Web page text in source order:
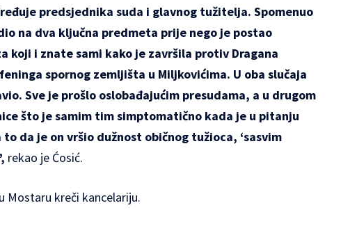
predsjednika suda i glavnog tužitelja. Spomenuo
na dva ključna predmeta prije nego je postao
i znate sami kako je završila protiv Dragana
spornog zemljišta u Miljkovićima. U oba slučaja
Sve je prošlo oslobađajućim presudama, a u drugom
što je samim tim simptomatično kada je u pitanju
da je on vršio dužnost običnog tužioca, ‘sasvim
rekao je Ćosić.
Mostaru kreči kancelariju.